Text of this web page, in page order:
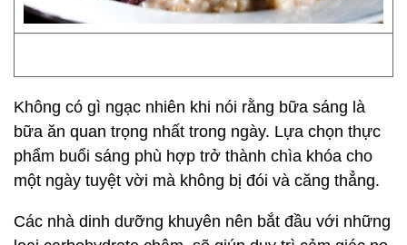
Không có gì ngạc nhiên khi nói rằng bữa sáng là
bữa ăn quan trọng nhất trong ngày. Lựa chọn thực
phẩm buổi sáng phù hợp trở thành chìa khóa cho
một ngày tuyệt vời mà không bị đói và căng thẳng.
Các nhà dinh dưỡng khuyên nên bắt đầu với những